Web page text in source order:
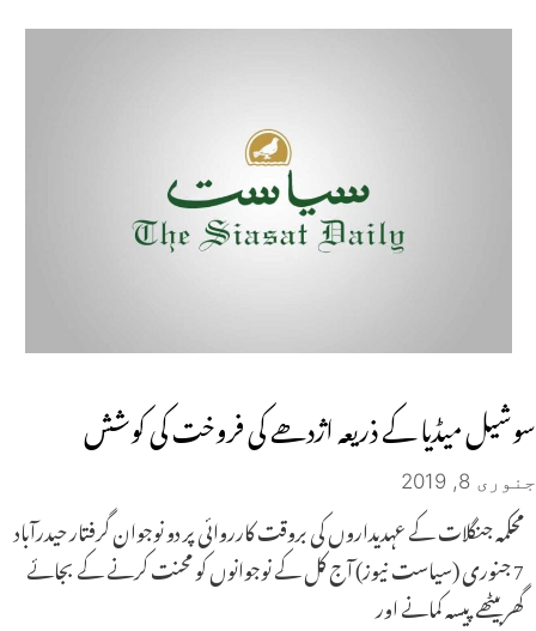
سوشیل میڈیا کے ذریعہ اژدھے کی فروخت کی کوشش
جنوری 8, 2019
محکمہ جنگلات کے عہدیداروں کی بروقت کارروائی پر دو نوجوان گرفتار حیدرآباد
7 جنوری (سیاست نیوز) آج کل کے نوجوانوں کو محنت کرنے کے بجائے
گھر بیٹھے پیسہ کمانے اور